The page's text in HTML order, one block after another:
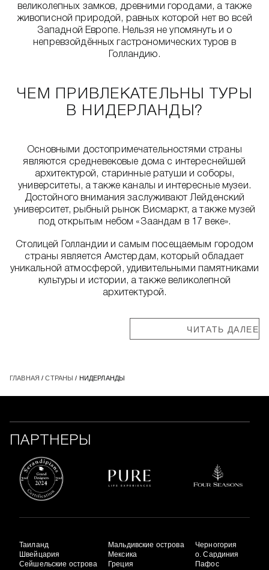
великолепных замков, древними городами, а также
живописной природой, равных которой нет во всей
Западной Европе. Нельзя не упомянуть и о
непревзойдённых гастрономических туров в
Голландию.
ЧЕМ ПРИВЛЕКАТЕЛЬНЫ ТУРЫ
В НИДЕРЛАНДЫ?
Основными достопримечательностями страны
являются средневековые дома с интереснейшей
архитектурой, старинные ратуши и соборы,
университеты, а также каналы и интересные музеи.
Достойного внимания заслуживают Лейденский
университет, рыбный рынок Висмаркт, а также музей
под открытым небом «Заандам в 17 веке».
Столицей Голландии и самым посещаемым городом
страны является Амстердам, который обладает
уникальной атмосферой, удивительными памятниками
культуры и истории, а также великолепной
архитектурой.
ЧИТАТЬ ДАЛЕЕ
ГЛАВНАЯ /СТРАНЫ / НИДЕРЛАНДЫ
ПАРТНЕРЫ
Таиланд
Швейцария
Сейшельские острова
Мальдивские острова
Мексика
Греция
Черногория
о. Сардиния
Пафос